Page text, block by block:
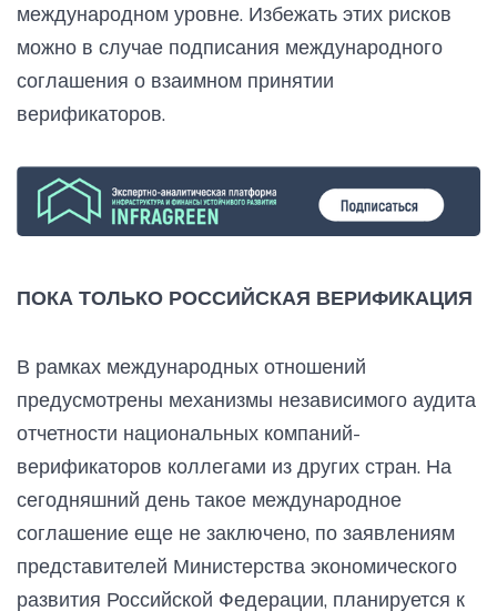
международном уровне. Избежать этих рисков
можно в случае подписания международного
соглашения о взаимном принятии
верификаторов.
ПОКА ТОЛЬКО РОССИЙСКАЯ ВЕРИФИКАЦИЯ
В рамках международных отношений
предусмотрены механизмы независимого аудита
отчетности национальных компаний-
верификаторов коллегами из других стран. На
сегодняшний день такое международное
соглашение еще не заключено, по заявлениям
представителей Министерства экономического
развития Российской Федерации, планируется к